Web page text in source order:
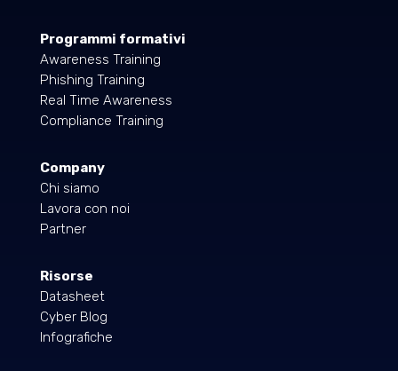
Programmi formativi
Awareness Training
Phishing Training
Real Time Awareness
Compliance Training
Company
Chi siamo
Lavora con noi
Partner
Risorse
Datasheet
Cyber Blog
Infografiche